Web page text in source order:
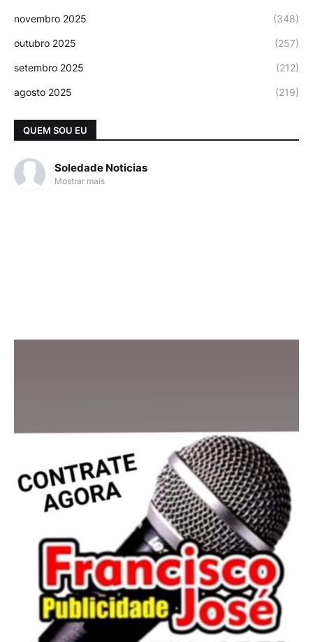
novembro 2025 (348)
outubro 2025 (257)
setembro 2025 (212)
agosto 2025 (219)
QUEM SOU EU
Soledade Noticias
Mostrar mais